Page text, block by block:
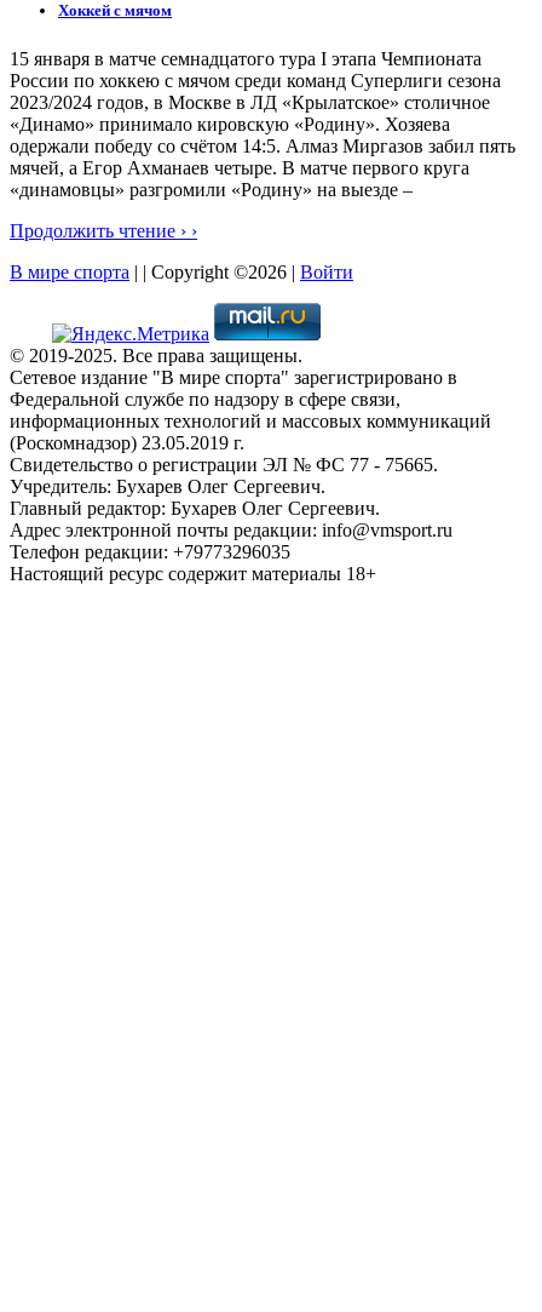
Хоккей с мячом
15 января в матче семнадцатого тура I этапа Чемпионата
России по хоккею с мячом среди команд Суперлиги сезона
2023/2024 годов, в Москве в ЛД «Крылатское» столичное
«Динамо» принимало кировскую «Родину». Хозяева
одержали победу со счётом 14:5. Алмаз Миргазов забил пять
мячей, а Егор Ахманаев четыре. В матче первого круга
«динамовцы» разгромили «Родину» на выезде –
Продолжить чтение › ›
В мире спорта | | Copyright ©2026 | Войти
© 2019-2025. Все права защищены.
Сетевое издание "В мире спорта" зарегистрировано в
Федеральной службе по надзору в сфере связи,
информационных технологий и массовых коммуникаций
(Роскомнадзор) 23.05.2019 г.
Свидетельство о регистрации ЭЛ № ФС 77 - 75665.
Учредитель: Бухарев Олег Сергеевич.
Главный редактор: Бухарев Олег Сергеевич.
Адрес электронной почты редакции: info@vmsport.ru
Телефон редакции: +79773296035
Настоящий ресурс содержит материалы 18+